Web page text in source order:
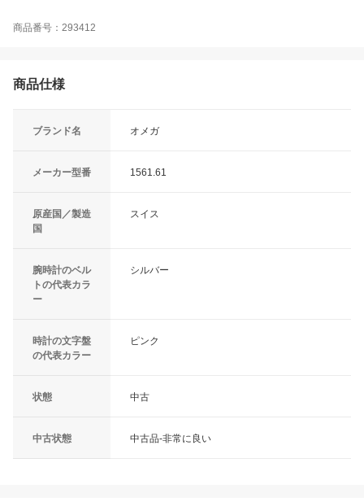
商品番号：293412
商品仕様
ブランド名 オメガ
メーカー型番 1561.61
原産国／製造
国
スイス
腕時計のベル
トの代表カラ
ー
シルバー
時計の文字盤
の代表カラー
ピンク
状態 中古
中古状態 中古品-非常に良い